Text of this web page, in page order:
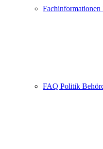
FAQ Politik